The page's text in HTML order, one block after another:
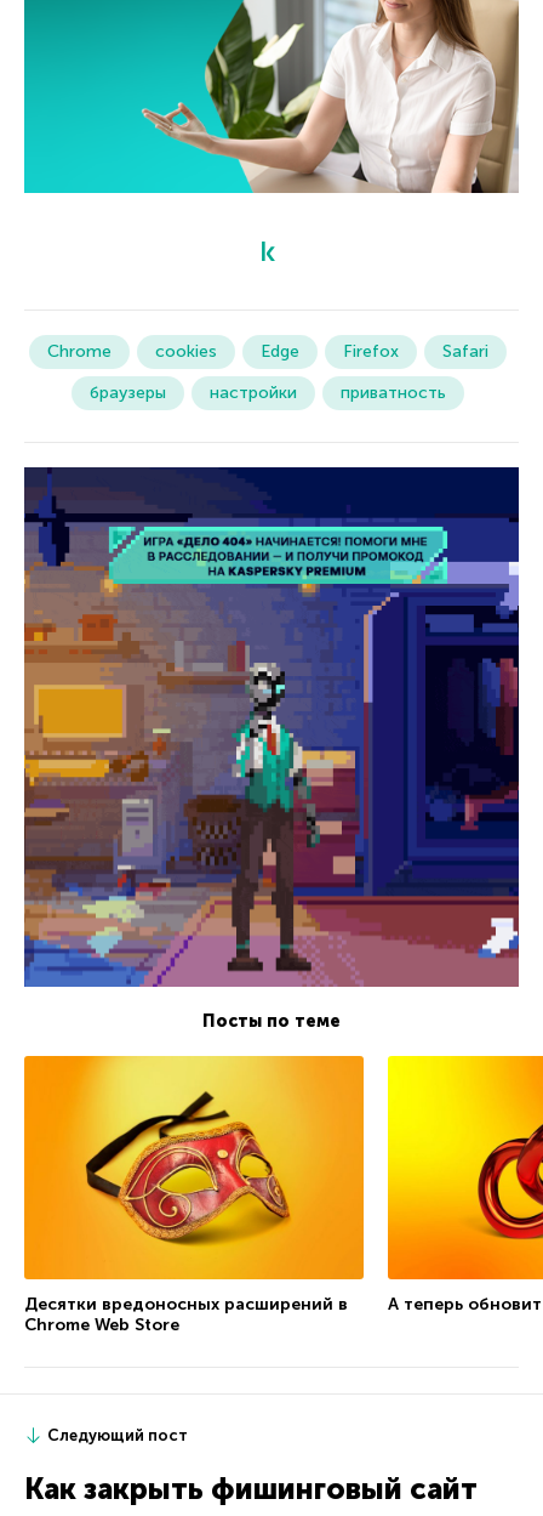
Chrome cookies Edge Firefox
Safari
браузеры
настройки приватность
Посты по теме
Десятки вредоносных расширений в
Chrome Web Store
А теперь
Следующий пост
Как закрыть фишинговый сайт